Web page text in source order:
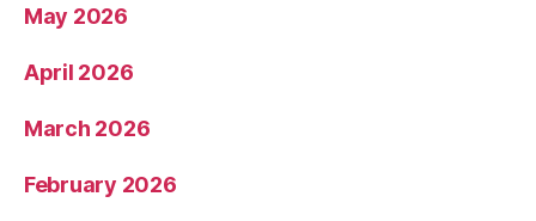
May 2026
April 2026
March 2026
February 2026